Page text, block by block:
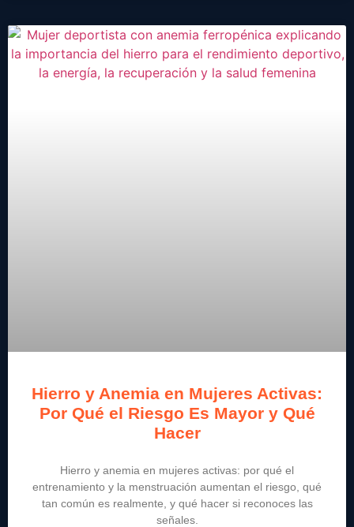
Hierro y Anemia en Mujeres Activas:
Por Qué el Riesgo Es Mayor y Qué
Hacer
Hierro y anemia en mujeres activas: por qué el
entrenamiento y la menstruación aumentan el riesgo, qué
tan común es realmente, y qué hacer si reconoces las
señales.